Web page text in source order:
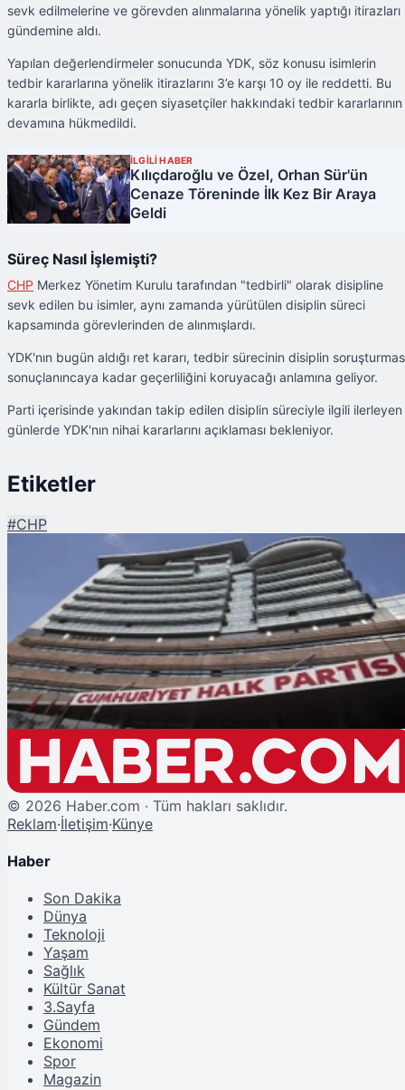
sevk edilmelerine ve görevden alınmalarına yönelik yaptığı itirazları
gündemine aldı.
Yapılan değerlendirmeler sonucunda YDK, söz konusu isimlerin
tedbir kararlarına yönelik itirazlarını 3’e karşı 10 oy ile reddetti. Bu
kararla birlikte, adı geçen siyasetçiler hakkındaki tedbir kararlarının
devamına hükmedildi.
İLGİLİ HABER
Kılıçdaroğlu ve Özel, Orhan Sür'ün
Cenaze Töreninde İlk Kez Bir Araya
Geldi
Süreç Nasıl İşlemişti?
CHP Merkez Yönetim Kurulu tarafından "tedbirli" olarak disipline
sevk edilen bu isimler, aynı zamanda yürütülen disiplin süreci
kapsamında görevlerinden de alınmışlardı.
YDK'nın bugün aldığı ret kararı, tedbir sürecinin disiplin
sonuçlanıncaya kadar geçerliliğini koruyacağı anlamına geliyor.
Parti içerisinde yakından takip edilen disiplin süreciyle ilgili ilerleyen
günlerde YDK'nın nihai kararlarını açıklaması bekleniyor.
Etiketler
#CHP
CHP'de İl Başkanları ve Belediye Başkanı'nın Tedbir Kararına İtirazı
Reddedildi
© 2026 Haber.com · Tüm hakları saklıdır.
Reklam·İletişim·Künye
Haber
Son Dakika
Dünya
Teknoloji
Yaşam
Sağlık
Kültür Sanat
3.Sayfa
Gündem
Ekonomi
Spor
Magazin